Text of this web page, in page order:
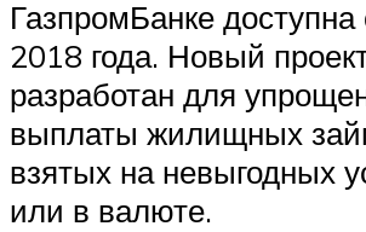
ГазпромБанке доступна
2018 года. Новый
разработан для
выплаты жилищных
взятых на невыгодных
или в валюте.